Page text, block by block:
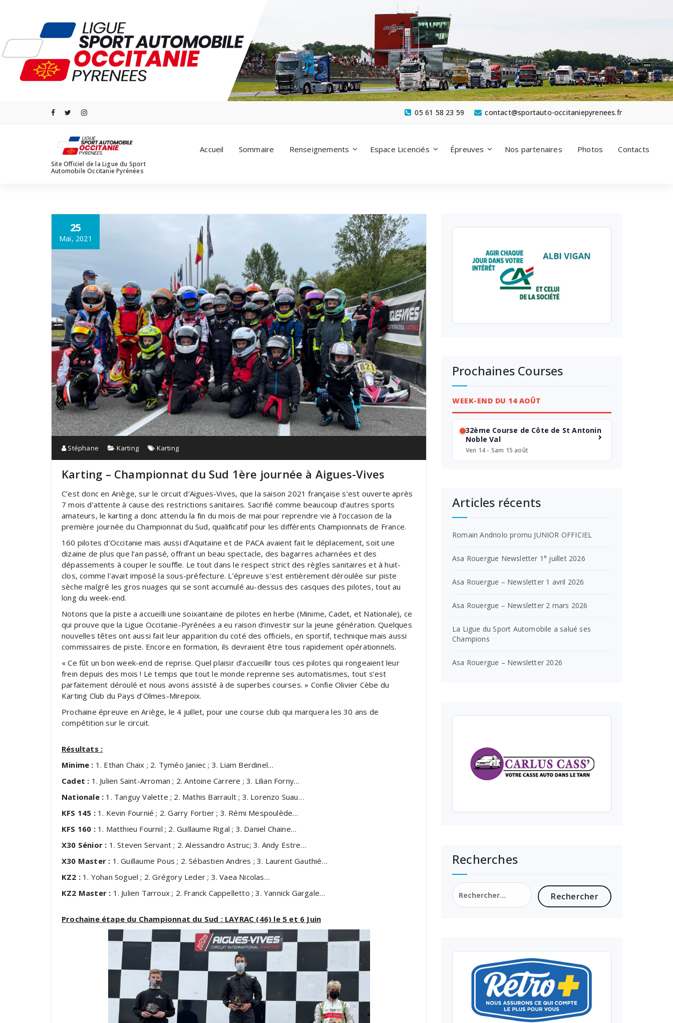
contact@sportauto-occitaniepyrenees.fr
05 61 58 23 59
Site Officiel de la Ligue du Sport
Automobile Occitanie Pyrénées
Accueil Sommaire Renseignements Espace Licenciés Épreuves Nos partenaires Photos Contacts
25
Mai, 2021
Stéphane Karting Karting
Karting – Championnat du Sud 1ère journée à Aigues-Vives
C’est donc en Ariège, sur le circuit d’Aigues-Vives, que la saison 2021 française s’est ouverte après
7 mois d’attente à cause des restrictions sanitaires. Sacrifié comme beaucoup d’autres sports
amateurs, le karting a donc attendu la fin du mois de mai pour reprendre vie à l’occasion de la
première journée du Championnat du Sud, qualificatif pour les différents Championnats de France.
160 pilotes d’Occitanie mais aussi d’Aquitaine et de PACA avaient fait le déplacement, soit une
dizaine de plus que l’an passé, offrant un beau spectacle, des bagarres acharnées et des
dépassements à couper le souffle. Le tout dans le respect strict des règles sanitaires et à huit-
clos, comme l’avait imposé la sous-préfecture. L’épreuve s’est entièrement déroulée sur piste
sèche malgré les gros nuages qui se sont accumulé au-dessus des casques des pilotes, tout au
long du week-end.
Notons que la piste a accueilli une soixantaine de pilotes en herbe (Minime, Cadet, et Nationale), ce
qui prouve que la Ligue Occitanie-Pyrénées a eu raison d’investir sur la jeune génération. Quelques
nouvelles têtes ont aussi fait leur apparition du coté des officiels, en sportif, technique mais aussi
commissaires de piste. Encore en formation, ils devraient être tous rapidement opérationnels.
« Ce fût un bon week-end de reprise. Quel plaisir d’accueillir tous ces pilotes qui rongeaient leur
frein depuis des mois ! Le temps que tout le monde reprenne ses automatismes, tout s’est
parfaitement déroulé et nous avons assisté à de superbes courses. » Confie Olivier Cèbe du
Karting Club du Pays d’Olmes-Mirepoix.
Prochaine épreuve en Ariège, le 4 juillet, pour une course club qui marquera les 30 ans de
compétition sur le circuit.
Résultats :
Minime : 1. Ethan Chaix ; 2. Tyméo Janiec ; 3. Liam Berdinel…
Cadet : 1. Julien Saint-Arroman ; 2. Antoine Carrere ; 3. Lilian Forny…
Nationale : 1. Tanguy Valette ; 2. Mathis Barrault ; 3. Lorenzo Suau…
KFS 145 :1. Kevin Fournié ; 2. Garry Fortier ; 3. Rémi Mespoulède…
KFS 160 :1. Matthieu Fournil ; 2. Guillaume Rigal ; 3. Daniel Chaine…
X30 Sénior : 1. Steven Servant ; 2. Alessandro Astruc; 3. Andy Estre…
X30 Master : 1. Guillaume Pous ; 2. Sébastien Andres ; 3. Laurent Gauthié…
KZ2 : 1. Yohan Soguel ; 2. Grégory Leder ; 3. Vaea Nicolas…
KZ2 Master : 1. Julien Tarroux ; 2. Franck Cappelletto ; 3. Yannick Gargale…
Prochaine étape du Championnat du Sud : LAYRAC (46) le 5 et 6 Juin
Prochaines Courses
WEEK-END DU 14 AOÛT
32ème Course de Côte de St Antonin
Noble Val
Ven 14 - Sam 15 août
Articles récents
Romain Andriolo promu JUNIOR OFFICIEL
Asa Rouergue Newsletter 1° juillet 2026
Asa Rouergue – Newsletter 1 avril 2026
Asa Rouergue – Newsletter 2 mars 2026
La Ligue du Sport Automobile a salué ses
Champions
Asa Rouergue – Newsletter 2026
Recherches
Rechercher :